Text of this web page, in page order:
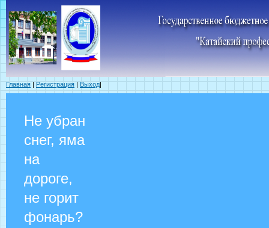
Главная | Регистрация | Выход|
Не убран
снег, яма
на
дороге,
не горит
фонарь?